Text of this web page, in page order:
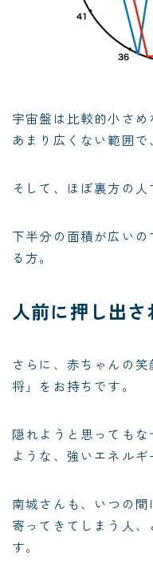
宇宙盤は比較的小さめ
あまり広くない範囲で
そして、ほぼ裏方の人
下半分の面積が広い
る方。
人前に押し出
さらに、赤ちゃんの
将」をお持ちです。
隠れようと思っても
ような、強いエネルギ
南城さんも、いつの
寄ってきてしまう人
す。